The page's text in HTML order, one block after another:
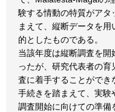
験する情動の特質がア
まえて、縦断データを
的としたものである。
当該年度は縦断調査を
ったが、研究代表者の
査に着手することがで
手続きを踏まえて、実験
調査開始に向けての準備